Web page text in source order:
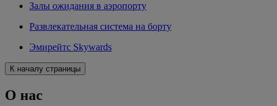
Залы ожидания в аэропорту
Развлекательная система на борту
Эмирейтс Skywards
К началу страницы
О нас